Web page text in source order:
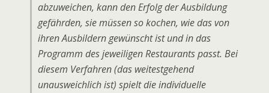
abzuweichen, kann den Erfolg der Ausbildung
gefährden, sie müssen so kochen, wie das von
ihren Ausbildern gewünscht ist und in das
Programm des jeweiligen Restaurants passt. Bei
diesem Verfahren (das weitestgehend
unausweichlich ist) spielt die individuelle